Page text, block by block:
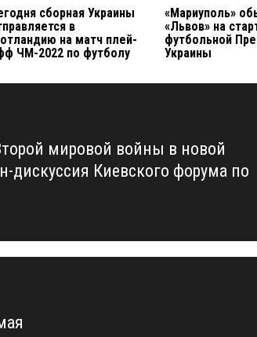
сборная Украины
в
на матч плей-
ЧМ-2022 по футболу
«Мариуполь»
«Львов» на
футбольной
Украины
мировой войны в новой
дискуссия Киевского форума по